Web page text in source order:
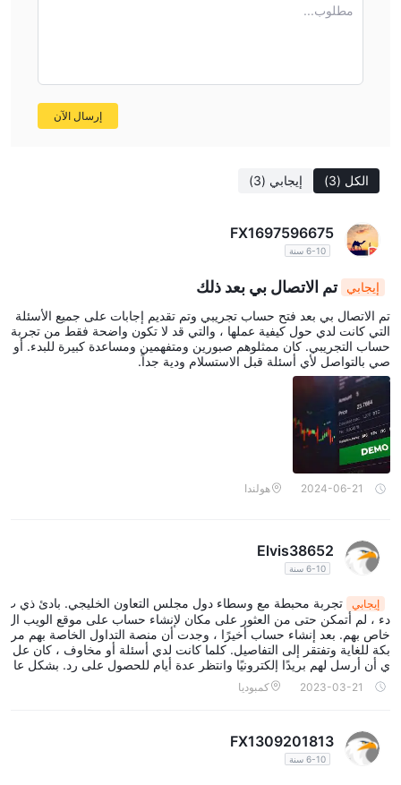
الكل (3) إيجابي (3)
FX1697596675
6-10 سنة
إيجابي تم الاتصال بي بعد ذلك
تم الاتصال بي بعد فتح حساب تجريبي وتم تقديم إجابات على جميع الأسئلة
التي كانت لدي حول كيفية عملها ، والتي قد لا تكون واضحة فقط من تجربة
حساب التجريبي. كان ممثلوهم صبورين ومتفهمين ومساعدة كبيرة للبدء. أو
صي بالتواصل لأي أسئلة قبل الاستسلام ودية جداً.
2024-06-21 هولندا
Elvis38652
6-10 سنة
إيجابي
تجربة محبطة مع وسطاء دول مجلس التعاون الخليجي. بادئ ذي ب
دء ، لم أتمكن حتى من العثور على مكان لإنشاء حساب على موقع الويب ال
خاص بهم. بعد إنشاء حساب أخيرًا ، وجدت أن منصة التداول الخاصة بهم مر
بكة للغاية وتفتقر إلى التفاصيل. كلما كانت لدي أسئلة أو مخاوف ، كان عل
ي أن أرسل لهم بريدًا إلكترونيًا وانتظر عدة أيام للحصول على رد. بشكل عا
م ، فإن الافتقار إلى الشفافية وبطء خدمة العملاء يجعلني مترددًا في التو
صية بهذا الوسيط.
2023-03-21 كمبوديا
FX1309201813
6-10 سنة
مطلوب...
إرسال الآن